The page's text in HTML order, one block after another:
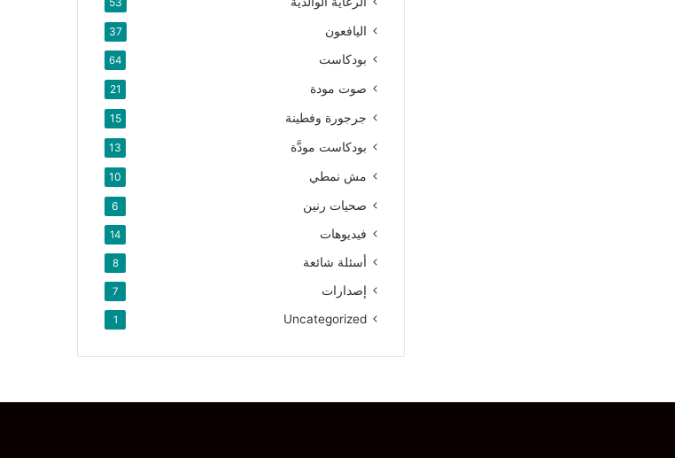
اليافعون 37
بودكاست 64
صوت مودة 21
جرجورة وفطينة 15
بودكاست مودَّة 13
مش نمطي 10
صحيات رنين 6
فيديوهات 14
أسئلة شائعة 8
إصدارات 7
Uncategorized
1